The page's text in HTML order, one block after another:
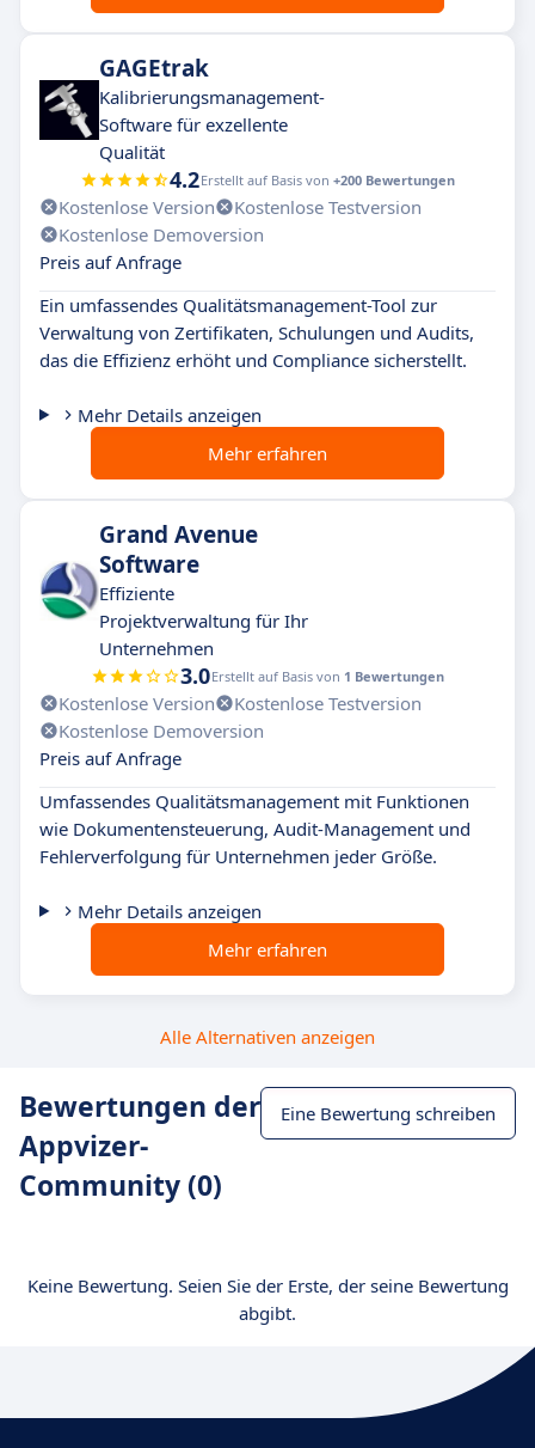
GAGEtrak
Kalibrierungsmanagement-
Software für exzellente
Qualität
4.2Erstellt auf Basis von +200 Bewertungen
Kostenlose Version
Kostenlose Testversion
Kostenlose Demoversion
Preis auf Anfrage
Ein umfassendes Qualitätsmanagement-Tool zur
Verwaltung von Zertifikaten, Schulungen und Audits,
das die Effizienz erhöht und Compliance sicherstellt.
Mehr Details anzeigen
Mehr erfahren
Grand Avenue
Software
Effiziente
Projektverwaltung für Ihr
Unternehmen
3.0Erstellt auf Basis von 1 Bewertungen
Kostenlose Version
Kostenlose Testversion
Kostenlose Demoversion
Preis auf Anfrage
Umfassendes Qualitätsmanagement mit Funktionen
wie Dokumentensteuerung, Audit-Management und
Fehlerverfolgung für Unternehmen jeder Größe.
Mehr Details anzeigen
Mehr erfahren
Alle Alternativen anzeigen
Bewertungen der
Appvizer-
Community (0)
Eine Bewertung schreiben
Keine Bewertung. Seien Sie der Erste, der seine Bewertung
abgibt.